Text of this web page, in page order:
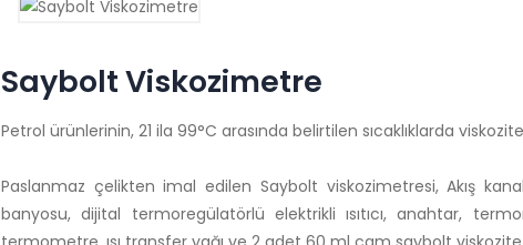
Saybolt Viskozimetre
Petrol ürünlerinin, 21 ila 99°C arasında belirtilen sıcaklıklarda
Paslanmaz çelikten imal edilen Saybolt viskozimetresi, Akış
banyosu, dijital termoregülatörlü elektrikli ısıtıcı, anahtar,